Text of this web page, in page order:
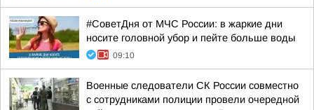
#СоветДня от МЧС России: в жаркие дни
носите головной убор и пейте больше воды
09:10
Военные следователи СК России совместно
с сотрудниками полиции провели очередной